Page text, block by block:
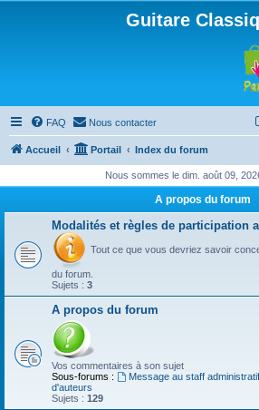
Guitare
FAQ Nous contacter
Accueil Portail Index du forum
Nous sommes le dim. août 09,
A propos du forum
Modalités et règles de participation
Tout ce que vous devriez savoir
du forum.
Sujets : 3
A propos du forum
Vos commentaires à son sujet
Sous-forums :
Message au staff administratif
d'auteurs
Sujets : 129